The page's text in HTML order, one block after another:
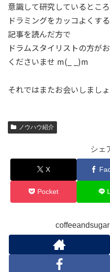
意識して研究しているとこ
ドラミングをカッコよくす
記事を読んだ方で
ドラムスタイリストの方が
くださいませ m(_ _)m
それではまたお会いしまし
ノウハウ紹介
シェ
X
Pocket